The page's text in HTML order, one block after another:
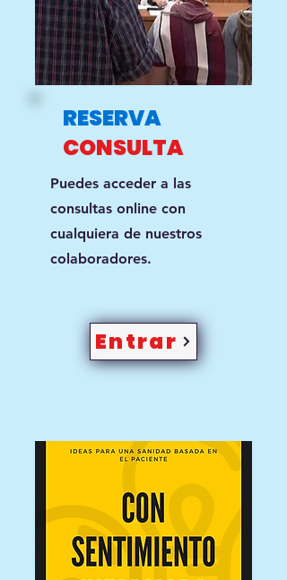
RESERVA
CONSULTA
Puedes acceder a las
consultas online con
cualquiera de nuestros
colaboradores.
Entrar